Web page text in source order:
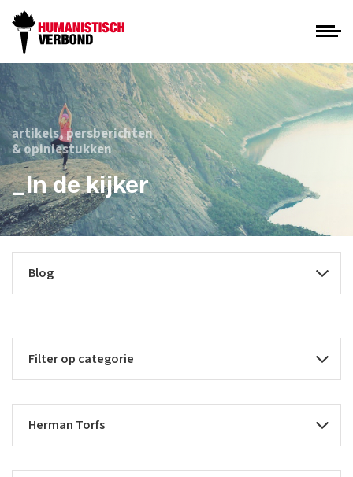
artikels, persberichten
& opiniestukken
_In de kijker